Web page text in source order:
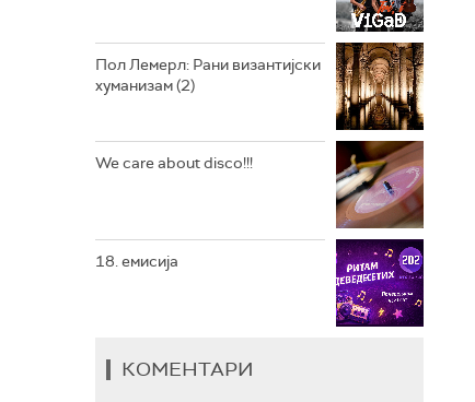
Пол Лемерл: Рани византијски
хуманизам (2)
We care about disco!!!
18. емисија
КОМЕНТАРИ